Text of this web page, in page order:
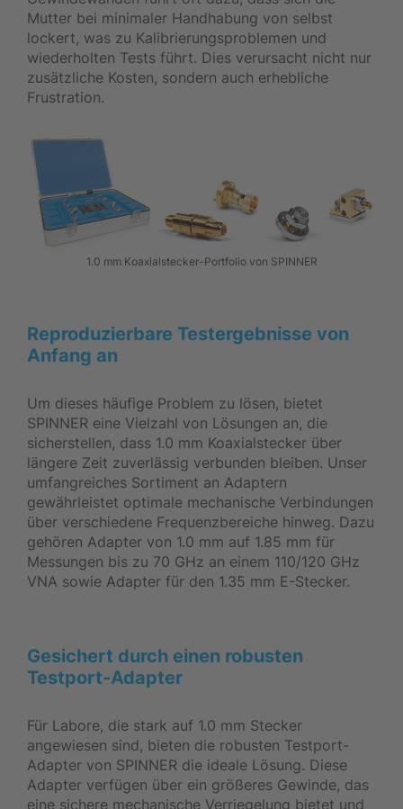
Mutter bei minimaler Handhabung von selbst
lockert, was zu Kalibrierungsproblemen und
wiederholten Tests führt. Dies verursacht nicht nur
zusätzliche Kosten, sondern auch erhebliche
Frustration.
1.0 mm Koaxialstecker-Portfolio von SPINNER
Reproduzierbare Testergebnisse von
Anfang an
Um dieses häufige Problem zu lösen, bietet
SPINNER eine Vielzahl von Lösungen an, die
sicherstellen, dass 1.0 mm Koaxialstecker über
längere Zeit zuverlässig verbunden bleiben. Unser
umfangreiches Sortiment an Adaptern
gewährleistet optimale mechanische Verbindungen
über verschiedene Frequenzbereiche hinweg. Dazu
gehören Adapter von 1.0 mm auf 1.85 mm für
Messungen bis zu 70 GHz an einem 110/120 GHz
VNA sowie Adapter für den 1.35 mm E-Stecker.
Gesichert durch einen robusten
Testport-Adapter
Für Labore, die stark auf 1.0 mm Stecker
angewiesen sind, bieten die robusten Testport-
Adapter von SPINNER die ideale Lösung. Diese
Adapter verfügen über ein größeres Gewinde, das
eine sichere mechanische Verriegelung bietet und